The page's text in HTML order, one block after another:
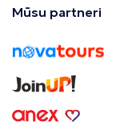
Mūsu partneri